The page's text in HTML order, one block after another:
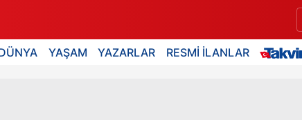
YAŞAM YAZARLAR RESMİ İLANLAR